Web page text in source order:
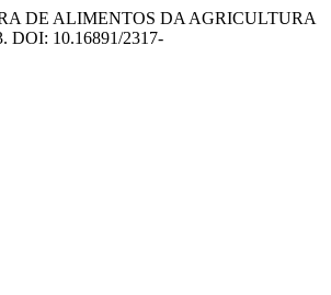
DE ALIMENTOS DA AGRICULTURA
DOI: 10.16891/2317-